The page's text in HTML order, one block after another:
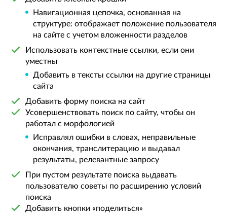
Навигационная цепочка, основанная на
структуре: отображает положение пользователя
на сайте с учетом вложенности разделов
Использовать контекстные ссылки, если они
уместны
Добавить в тексты ссылки на другие страницы
сайта
Добавить форму поиска на сайт
Усовершенствовать поиск по сайту, чтобы он
работал с морфологией
Исправлял ошибки в словах, неправильные
окончания, транслитерацию и выдавал
результаты, релевантные запросу
При пустом результате поиска выдавать
пользователю советы по расширению условий
поиска
Добавить кнопки «поделиться»